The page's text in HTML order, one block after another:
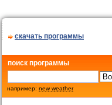
скачать программы
поиск программы
например: new weather